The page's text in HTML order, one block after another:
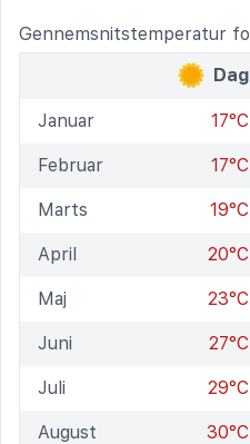
Gennemsnitstemperatur
Dag
Januar 17°C
Februar 17°C
Marts 19°C
April 20°C
Maj 23°C
Juni 27°C
Juli 29°C
August 30°C